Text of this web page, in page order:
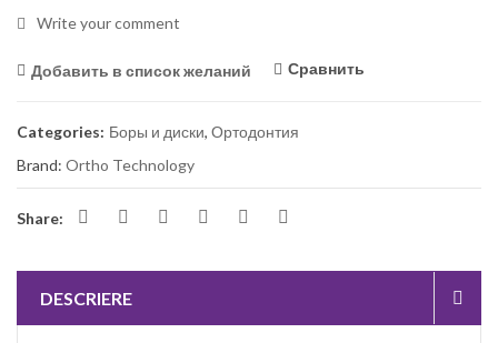
Write your comment
Добавить в список желаний Сравнить
Categories: Боры и диски, Ортодонтия
Brand: Ortho Technology
Share:
DESCRIERE